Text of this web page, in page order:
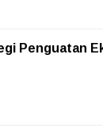
Penguatan